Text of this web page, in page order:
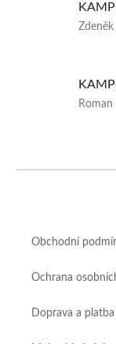
z
5
Zdeněk
Roman
Obchodní
Ochrana
Doprava a platba